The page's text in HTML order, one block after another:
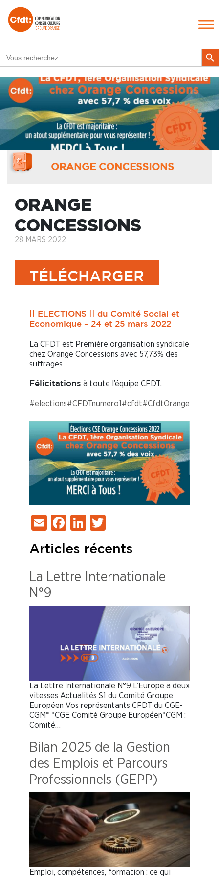
for:
Search
ORANGE CONCESSIONS
ORANGE
CONCESSIONS
28 MARS 2022
TÉLÉCHARGER
|| ELECTIONS || du Comité Social et
Economique – 24 et 25 mars 2022
La CFDT est Première organisation syndicale
chez Orange Concessions avec 57,73% des
suffrages.
Félicitations à toute l’équipe CFDT.
#elections#CFDTnumero1 #cfdt#CfdtOrange
EmailFacebook
LinkedIn
Articles récents
La Lettre Internationale
N°9
La Lettre Internationale N°9 L’Europe à deux
vitesses Actualités S1 du Comité Groupe
Européen Vos représentants CFDT du CGE-
CGM* *CGE Comité Groupe Européen*CGM :
Comité…
Bilan 2025 de la Gestion
des Emplois et Parcours
Professionnels (GEPP)
Emploi, compétences, formation : ce qui